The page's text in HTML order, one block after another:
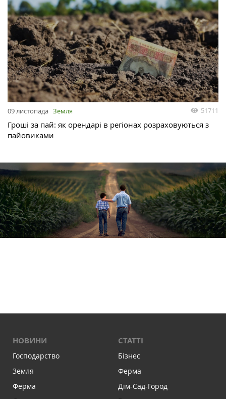
09 листопада Земля 51711
Гроші за пай: як орендарі в регіонах розраховуються з
пайовиками
НОВИНИ
Господарство
Земля
Ферма
СТАТТІ
Бізнес
Ферма
Дім-Сад-Город